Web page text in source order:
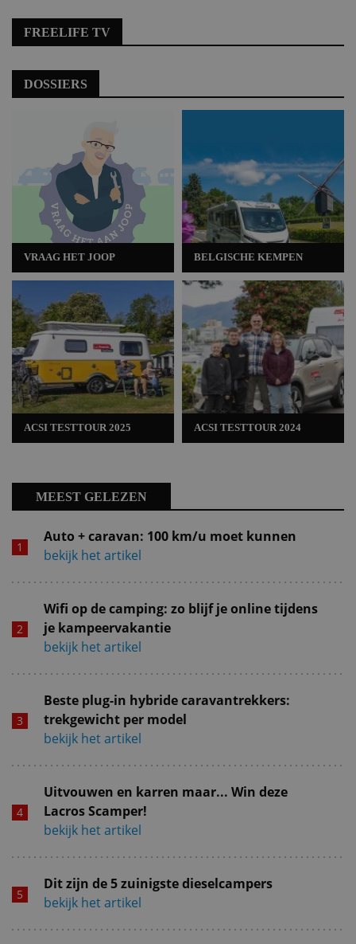
FREELIFE TV
DOSSIERS
VRAAG HET JOOP
ACSI TESTTOUR 2025
BELGISCHE KEMPEN
ACSI TESTTOUR 2024
MEEST GELEZEN
Auto + caravan: 100 km/u moet kunnen
bekijk het artikel
Wifi op de camping: zo blijf je online tijdens
je kampeervakantie
bekijk het artikel
Beste plug-in hybride caravantrekkers:
trekgewicht per model
bekijk het artikel
Uitvouwen en karren maar... Win deze
Lacros Scamper!
bekijk het artikel
Dit zijn de 5 zuinigste dieselcampers
bekijk het artikel